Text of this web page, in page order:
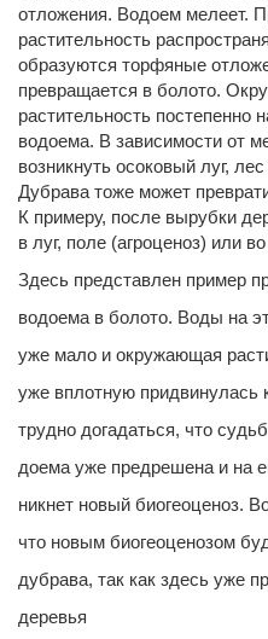
отложения. Водоем мелеет.
растительность
образуются торфяные
превращается в болото.
растительность постепенно
водоема. В зависимости от
возникнуть осоковый луг,
Дубрава тоже может
К примеру, после вырубки
в луг, поле (агроценоз) или
Здесь представлен пример
водоема в болото. Воды на
уже мало и окружающая
уже вплотную придвинулась
трудно догадаться, что
доема уже предрешена и на
никнет новый биогеоценоз.
что новым биогеоценозом
дубрава, так как здесь уже
деревья